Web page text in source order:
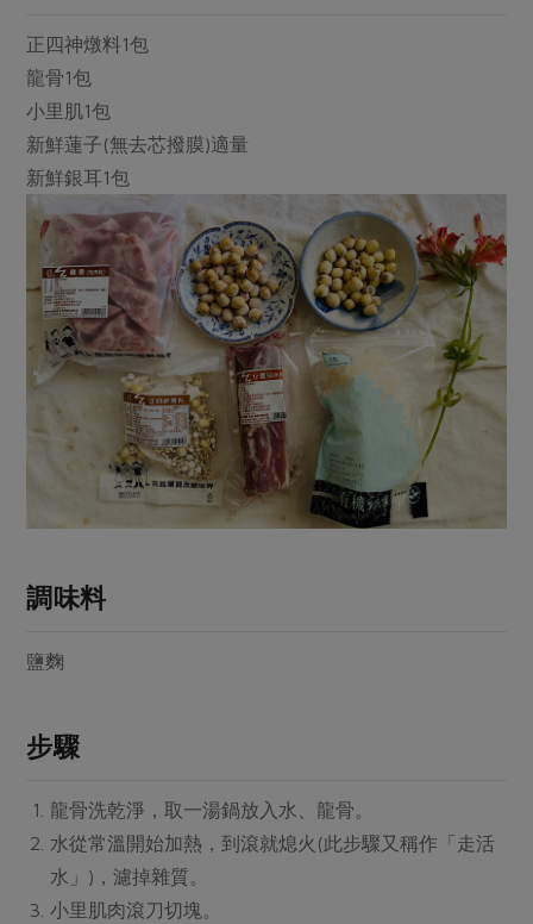
居家好物
家庭清潔
日用品 圖書禮品
防災用品
最新產品
優惠專區
素食專區
樂齡友善
涼拌沙拉
飲品
主題食譜
異國料理
年菜食譜
養身食補
節慶大餐
高麗菜海鮮煎餅
主婦聯盟X樂齡網特約優惠案
30%rPET紅烏龍茶
2024農業發展計畫年度報告
更多議題活動
傳到心坎裡，誠心又澎派
公益金
更多議題
生活者e週報
綠主張月刊
典藏閱覽室
社員權益
合作社法規
社務專區
選舉專區
最新消息
媒體報導
下載專區
地區活動
社務會議 地區活動
正四神燉料1包
龍骨1包
小里肌1包
新鮮蓮子(無去芯撥膜)適量
新鮮銀耳1包
調味料
鹽麴
步驟
龍骨洗乾淨，取一湯鍋放入水、龍骨。
水從常溫開始加熱，到滾就熄火(此步驟又稱作「走活
水」)，濾掉雜質。
小里肌肉滾刀切塊。